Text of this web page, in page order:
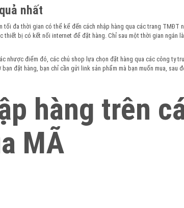
nhất
tối đa thời gian có thể kể đến cách nhập hàng qua các trang TMĐT
thiết bị có kết nối internet để đặt hàng. Chỉ sau một thời gian ngắn
nhược điểm đó, các chủ shop lựa chọn đặt hàng qua các công ty
đặt hàng, bạn chỉ cần gửi link sản phẩm mà bạn muốn mua, sau
hàng trên
MÃ